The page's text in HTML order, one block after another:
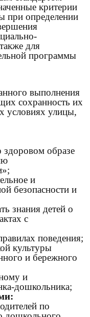
критерии
при определении
для
программы
выполнения
сохранность их
условиях улицы,
здоровом образе
и
безопасности и
знания детей о
с
поведения;
культуры
и бережного
и
дошкольника;
по